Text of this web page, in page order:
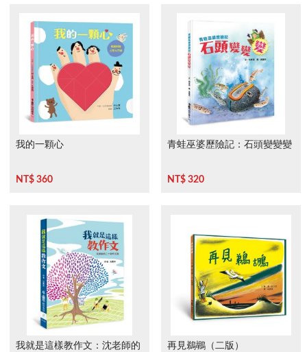
我的一顆心
NT$ 360
青蛙巫婆歷險記：石頭變變變
NT$ 320
我就是這樣教作文：沈老師的
再見鵜鶘（二版）